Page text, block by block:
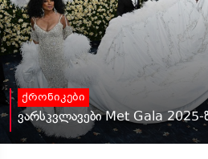
ქრონიკები
ვარსკვლავები Met Gala